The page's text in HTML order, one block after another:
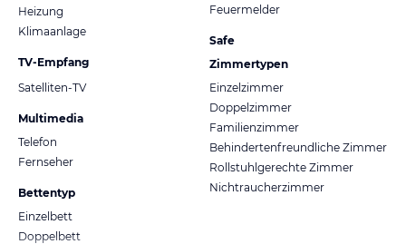
Heizung
Klimaanlage
TV-Empfang
Satelliten-TV
Multimedia
Telefon
Fernseher
Bettentyp
Einzelbett
Doppelbett
Feuermelder
Safe
Zimmertypen
Einzelzimmer
Doppelzimmer
Familienzimmer
Behindertenfreundliche Zimmer
Rollstuhlgerechte Zimmer
Nichtraucherzimmer